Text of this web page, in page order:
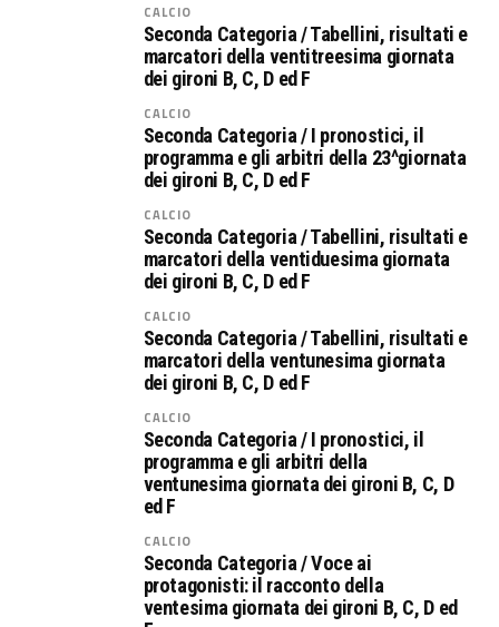
CALCIO
Seconda Categoria / Tabellini, risultati e
marcatori della ventitreesima giornata
dei gironi B, C, D ed F
CALCIO
Seconda Categoria / I pronostici, il
programma e gli arbitri della 23^giornata
dei gironi B, C, D ed F
CALCIO
Seconda Categoria / Tabellini, risultati e
marcatori della ventiduesima giornata
dei gironi B, C, D ed F
CALCIO
Seconda Categoria / Tabellini, risultati e
marcatori della ventunesima giornata
dei gironi B, C, D ed F
CALCIO
Seconda Categoria / I pronostici, il
programma e gli arbitri della
ventunesima giornata dei gironi B, C, D
ed F
CALCIO
Seconda Categoria / Voce ai
protagonisti: il racconto della
ventesima giornata dei gironi B, C, D ed